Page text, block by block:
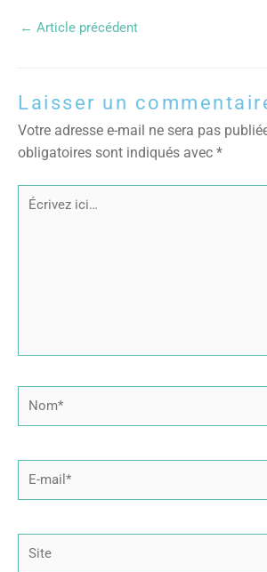
← Article précédent
Laisser un
Votre adresse e-mail ne sera pas
obligatoires sont indiqués avec *
Écrivez
Nom*
Site